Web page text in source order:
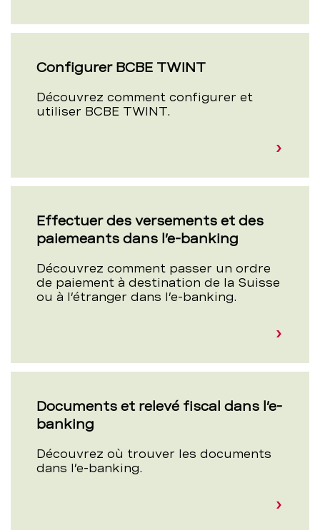
Configurer BCBE TWINT
Découvrez comment configurer et
utiliser BCBE TWINT.
Effectuer des versements et des
paiemeants dans l’e-banking
Découvrez comment passer un ordre
de paiement à destination de la Suisse
ou à l’étranger dans l’e-banking.
Documents et relevé fiscal dans l’e-
banking
Découvrez où trouver les documents
dans l’e-banking.